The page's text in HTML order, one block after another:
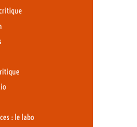
: le labo